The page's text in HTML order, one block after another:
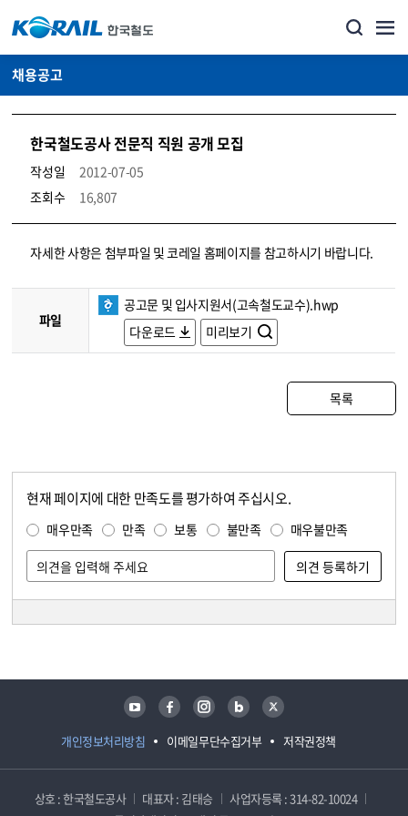
채용공고
한국철도공사 전문직 직원 공개 모집
작성일
2012-07-05
조회수
16,807
코레일소개_경영공시_채용공고 상세보기 – 내용, 파일, 담당자 연락처로 구성
자세한 사항은 첨부파일 및 코레일 홈페이지를 참고하시기 바랍니다.
파일
공고문 및 입사지원서(고속철도교수).hwp
다운로드
미리보기
목록
현재 페이지에 대한 만족도를 평가하여 주십시오.
매우만족 만족 보통 불만족 매우불만족
개인정보처리방침 이메일무단수집거부 저작권정책
유튜브 페이스북 인스타그램 블로그 트위터
상호 : 한국철도공사 대표자 : 김태승
사업자등록 : 314-82-10024